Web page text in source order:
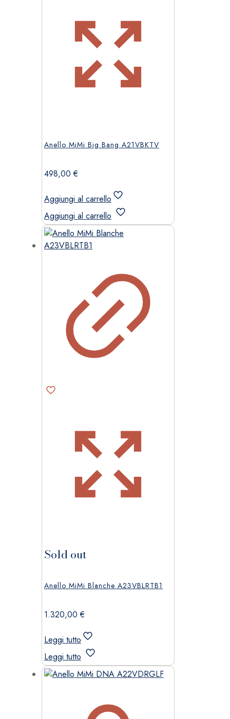
Anello MiMi Big Bang A21VBKTV
498,00€
Aggiungi al carrello
Aggiungi al carrello
Sold out
Anello MiMi Blanche A23VBLRTB1
1.320,00€
Leggi tutto
Leggi tutto